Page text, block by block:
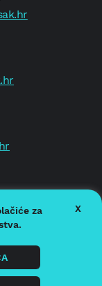
za
X